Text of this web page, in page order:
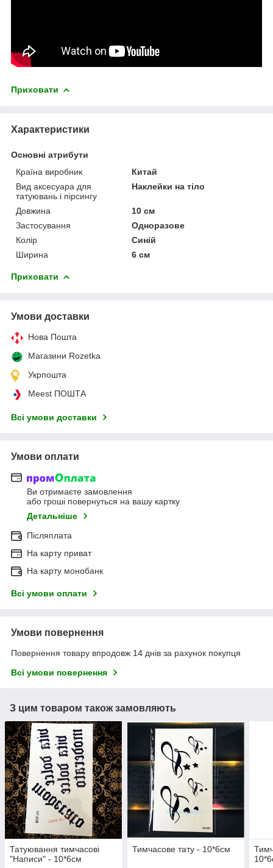
Приховати
Характеристики
Основні атрибути
Країна виробник
Китай
Вид аксесуара для
татуювань і пірсингу
Наклейки на тіло
Довжина
10 см
Застосування
Одноразове
Колір
Синій
Ширина
6 см
Приховати
Умови доставки
Нова Пошта
Магазини Rozetka
Укрпошта
Meest ПОШТА
Всі умови доставки
Умови оплати
Ви отримаєте замовлення
або гроші повернуться на вашу картку
Детальніше
Післяплата
На карту приват
На карту монобанк
Всі умови оплати
Умови повернення
Повернення товару впродовж 14 днів за рахунок покупця
Всі умови повернення
З цим товаром також замовляють
Татуювання тимчасові
"Написи" - 10*6см
Тимчасове тату - 10*6см